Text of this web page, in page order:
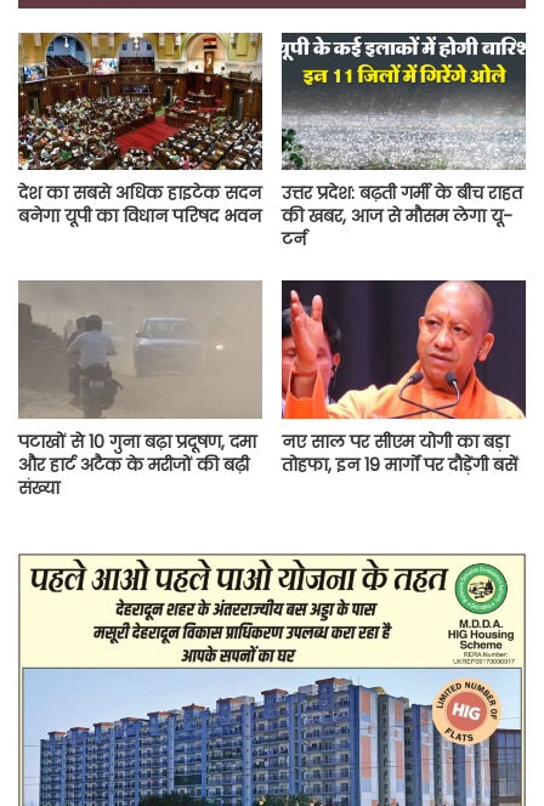
देश का सबसे अधिक हाइटेक सदन
बनेगा यूपी का विधान परिषद भवन
उत्तर प्रदेश: बढ़ती गर्मी के बीच राहत
की खबर, आज से मौसम लेगा यू-
टर्न
पटाखों से 10 गुना बढ़ा प्रदूषण, दमा
और हार्ट अटैक के मरीजों की बढ़ी
संख्या
नए साल पर सीएम योगी का बड़ा
तोहफा, इन 19 मार्गों पर दौड़ेंगी बसें